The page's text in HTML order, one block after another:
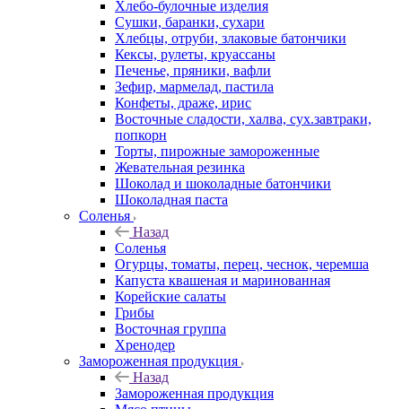
Хлебо-булочные изделия
Сушки, баранки, сухари
Хлебцы, отруби, злаковые батончики
Кексы, рулеты, круассаны
Печенье, пряники, вафли
Зефир, мармелад, пастила
Конфеты, драже, ирис
Восточные сладости, халва, сух.завтраки,
попкорн
Торты, пирожные замороженные
Жевательная резинка
Шоколад и шоколадные батончики
Шоколадная паста
Соленья
Назад
Соленья
Огурцы, томаты, перец, чеснок, черемша
Капуста квашеная и маринованная
Корейские салаты
Грибы
Восточная группа
Хренодер
Замороженная продукция
Назад
Замороженная продукция